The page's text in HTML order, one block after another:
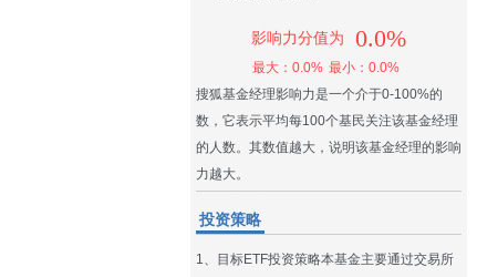
影响力分值为 0.0%
最大：0.0% 最小：0.0%
搜狐基金经理影响力是一个介于0-100%的
数，它表示平均每100个基民关注该基金经理
的人数。其数值越大，说明该基金经理的影响
力越大。
投资策略
1、目标ETF投资策略本基金主要通过交易所